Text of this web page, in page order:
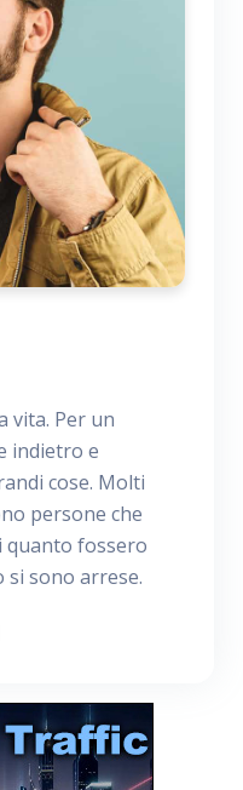
vita. Per un
indietro e
cose. Molti
persone che
quanto fossero
si sono arrese.